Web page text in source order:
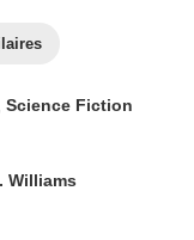
Science Fiction
Williams